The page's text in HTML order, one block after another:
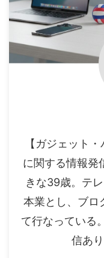
【ガジェット
に関する情報発
きな39歳。テ
本業とし、ブロ
て行なっている
信あ